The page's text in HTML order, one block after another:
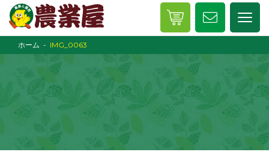
ホーム IMG_0063